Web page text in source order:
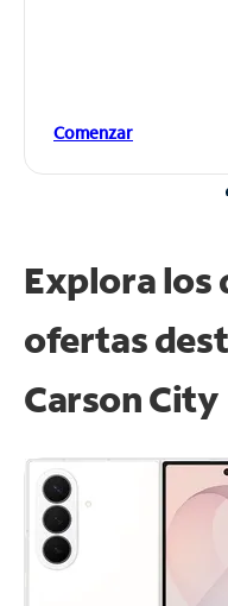
Comenzar
Explora los
ofertas
Carson City